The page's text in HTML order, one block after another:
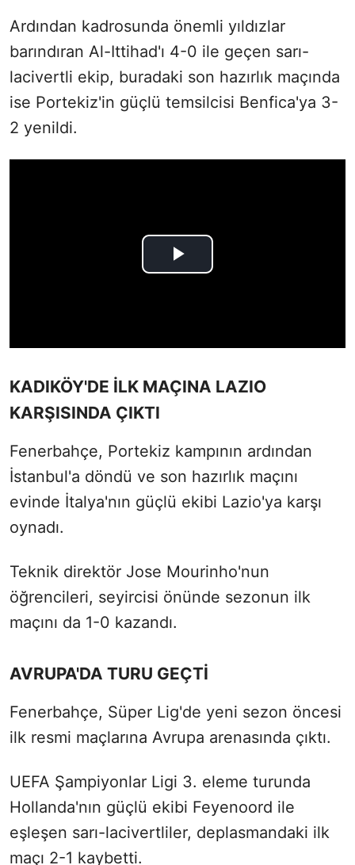
Ardından kadrosunda önemli yıldızlar
barındıran Al-Ittihad'ı 4-0 ile geçen sarı-
lacivertli ekip, buradaki son hazırlık maçında
ise Portekiz'in güçlü temsilcisi Benfica'ya 3-
2 yenildi.
KADIKÖY'DE İLK MAÇINA LAZIO
KARŞISINDA ÇIKTI
Fenerbahçe, Portekiz kampının ardından
İstanbul'a döndü ve son hazırlık maçını
evinde İtalya'nın güçlü ekibi Lazio'ya karşı
oynadı.
Teknik direktör Jose Mourinho'nun
öğrencileri, seyircisi önünde sezonun ilk
maçını da 1-0 kazandı.
AVRUPA'DA TURU GEÇTİ
Fenerbahçe, Süper Lig'de yeni sezon öncesi
ilk resmi maçlarına Avrupa arenasında çıktı.
UEFA Şampiyonlar Ligi 3. eleme turunda
Hollanda'nın güçlü ekibi Feyenoord ile
eşleşen sarı-lacivertliler, deplasmandaki ilk
maçı 2-1 kaybetti.